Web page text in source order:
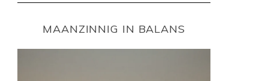
MAANZINNIG IN BALANS